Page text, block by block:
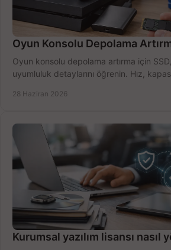
Oyun Konsolu Depolama
Oyun konsolu depolama artırma için
uyumluluk detaylarını öğrenin. Hız,
28 Haziran 2026
Kurumsal yazılım lisansı nasıl